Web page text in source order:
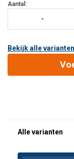
Aan drie
Aantal:
Bekijk alle varianten